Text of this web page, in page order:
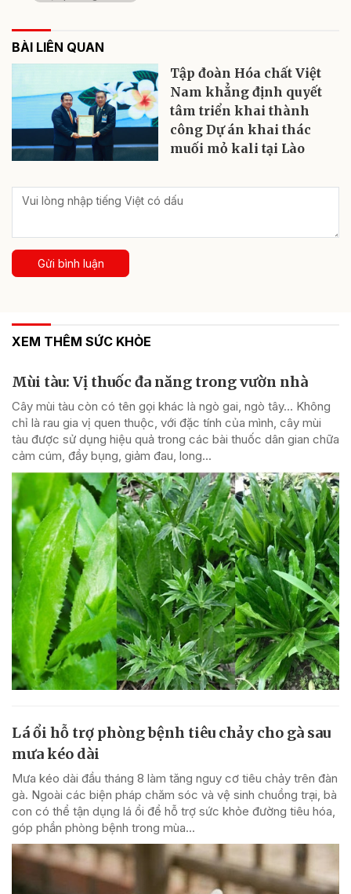
BÀI LIÊN QUAN
Tập đoàn Hóa chất Việt
Nam khẳng định quyết
tâm triển khai thành
công Dự án khai thác
muối mỏ kali tại Lào
Gửi bình luận
XEM THÊM SỨC KHỎE
Mùi tàu: Vị thuốc đa năng trong vườn nhà
Cây mùi tàu còn có tên gọi khác là ngò gai, ngò tây… Không
chỉ là rau gia vị quen thuộc, với đặc tính của mình, cây mùi
tàu được sử dụng hiệu quả trong các bài thuốc dân gian chữa
cảm cúm, đầy bụng, giảm đau, long...
Lá ổi hỗ trợ phòng bệnh tiêu chảy cho gà sau
mưa kéo dài
Mưa kéo dài đầu tháng 8 làm tăng nguy cơ tiêu chảy trên đàn
gà. Ngoài các biện pháp chăm sóc và vệ sinh chuồng trại, bà
con có thể tận dụng lá ổi để hỗ trợ sức khỏe đường tiêu hóa,
góp phần phòng bệnh trong mùa...